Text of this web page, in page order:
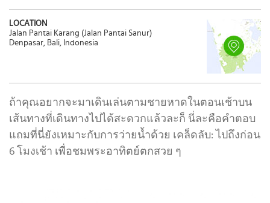
LOCATION
Jalan Pantai Karang (Jalan Pantai Sanur)
Denpasar, Bali, Indonesia
ถ้าคุณอยากจะมาเดินเล่นตามชายหาดในตอนเช้าบน
เส้นทางที่เดินทางไปได้สะดวกแล้วละก็ นี่ละคือคำตอบ
แถมที่นี่ยังเหมาะกับการว่ายน้ำด้วย เคล็ดลับ: ไปถึงก่อน
6 โมงเช้า เพื่อชมพระอาทิตย์ตกสวย ๆ